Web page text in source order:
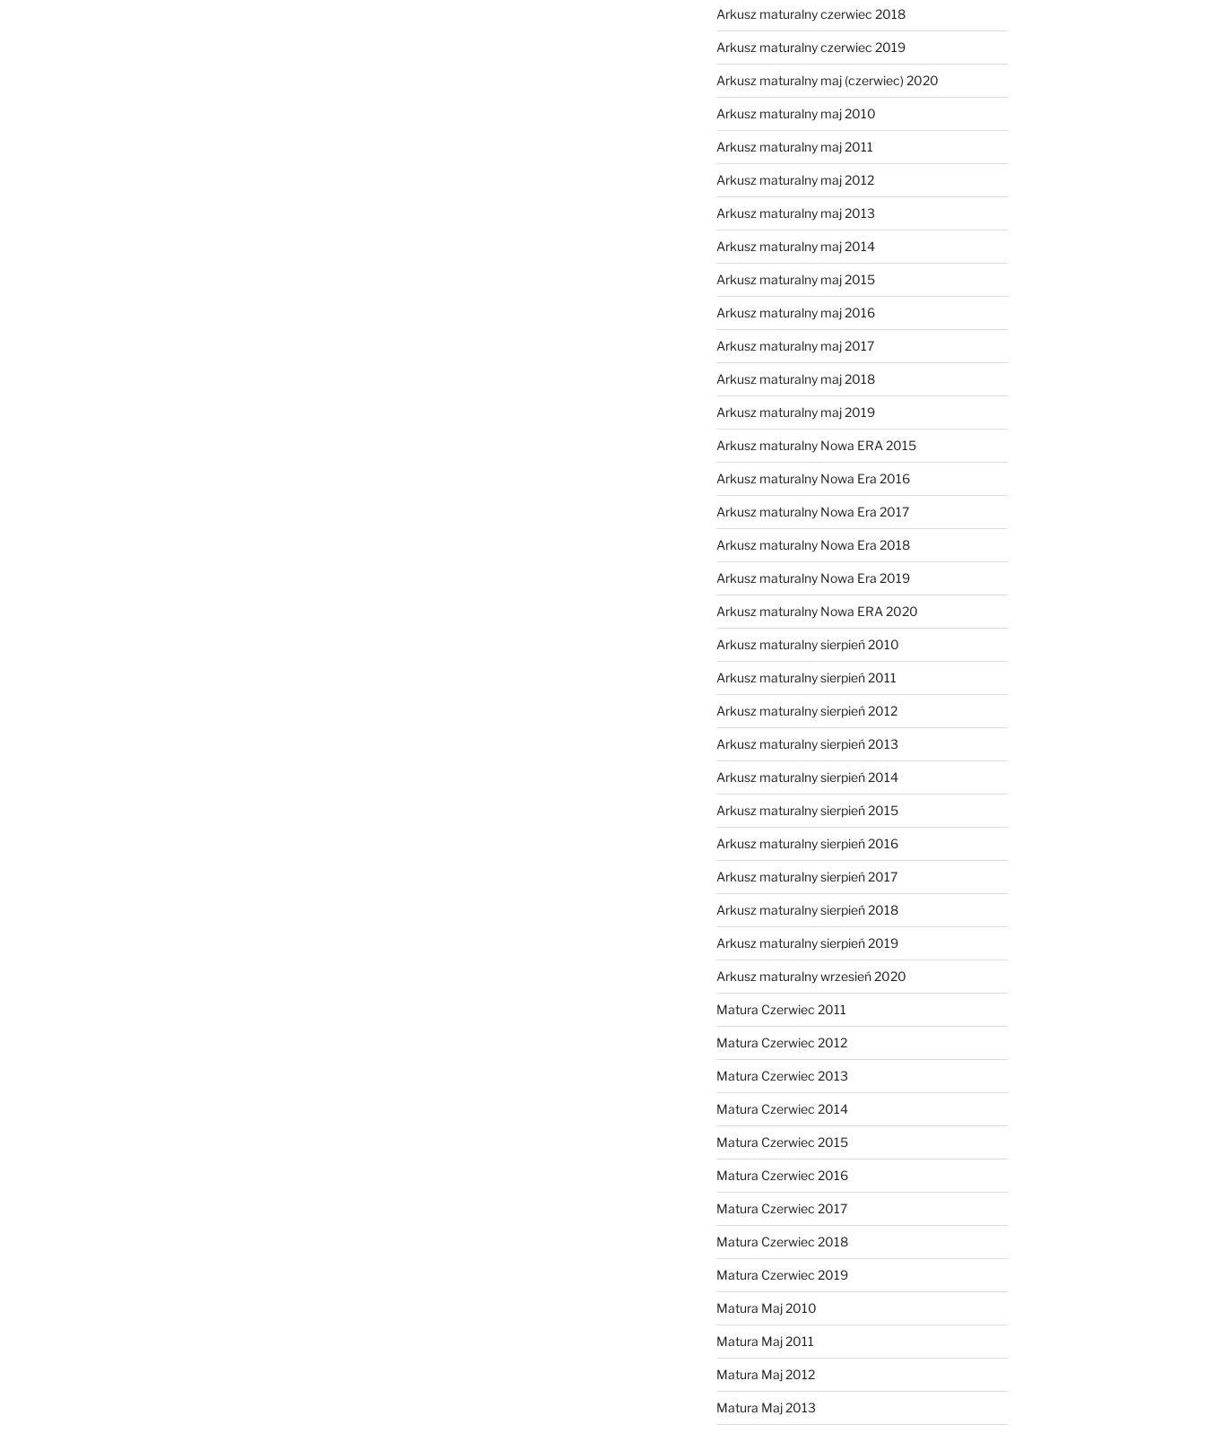
Arkusz maturalny czerwiec 2018
Arkusz maturalny czerwiec 2019
Arkusz maturalny maj (czerwiec) 2020
Arkusz maturalny maj 2010
Arkusz maturalny maj 2011
Arkusz maturalny maj 2012
Arkusz maturalny maj 2013
Arkusz maturalny maj 2014
Arkusz maturalny maj 2015
Arkusz maturalny maj 2016
Arkusz maturalny maj 2017
Arkusz maturalny maj 2018
Arkusz maturalny maj 2019
Arkusz maturalny Nowa ERA 2015
Arkusz maturalny Nowa Era 2016
Arkusz maturalny Nowa Era 2017
Arkusz maturalny Nowa Era 2018
Arkusz maturalny Nowa Era 2019
Arkusz maturalny Nowa ERA 2020
Arkusz maturalny sierpień 2010
Arkusz maturalny sierpień 2011
Arkusz maturalny sierpień 2012
Arkusz maturalny sierpień 2013
Arkusz maturalny sierpień 2014
Arkusz maturalny sierpień 2015
Arkusz maturalny sierpień 2016
Arkusz maturalny sierpień 2017
Arkusz maturalny sierpień 2018
Arkusz maturalny sierpień 2019
Arkusz maturalny wrzesień 2020
Matura Czerwiec 2011
Matura Czerwiec 2012
Matura Czerwiec 2013
Matura Czerwiec 2014
Matura Czerwiec 2015
Matura Czerwiec 2016
Matura Czerwiec 2017
Matura Czerwiec 2018
Matura Czerwiec 2019
Matura Maj 2010
Matura Maj 2011
Matura Maj 2012
Matura Maj 2013